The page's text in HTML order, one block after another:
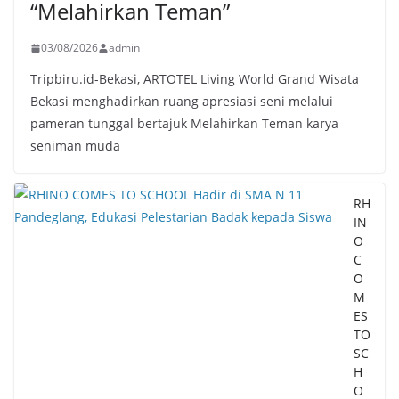
“Melahirkan Teman”
03/08/2026 admin
Tripbiru.id-Bekasi, ARTOTEL Living World Grand Wisata
Bekasi menghadirkan ruang apresiasi seni melalui
pameran tunggal bertajuk Melahirkan Teman karya
seniman muda
RH
IN
O
C
O
M
ES
TO
SC
H
O